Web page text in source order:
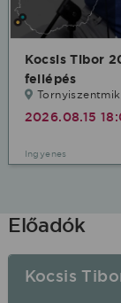
Kocsis Tibor
fellépés
2026.08.15
Ingyenes
Előadók
Kocsis